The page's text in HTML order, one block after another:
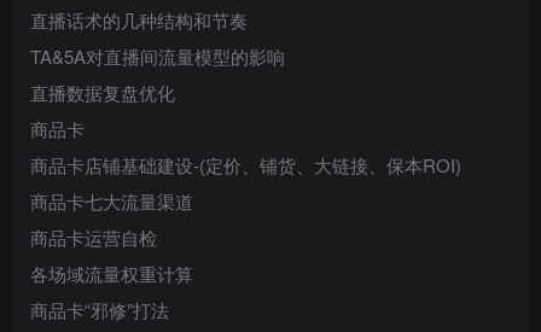
直播话术的几种结构和节奏
TA&5A对直播间流量模型的影响
直播数据复盘优化
商品卡
商品卡店铺基础建设-(定价、铺货、大链接、保本ROI)
商品卡七大流量渠道
商品卡运营自检
各场域流量权重计算
商品卡“邪修”打法